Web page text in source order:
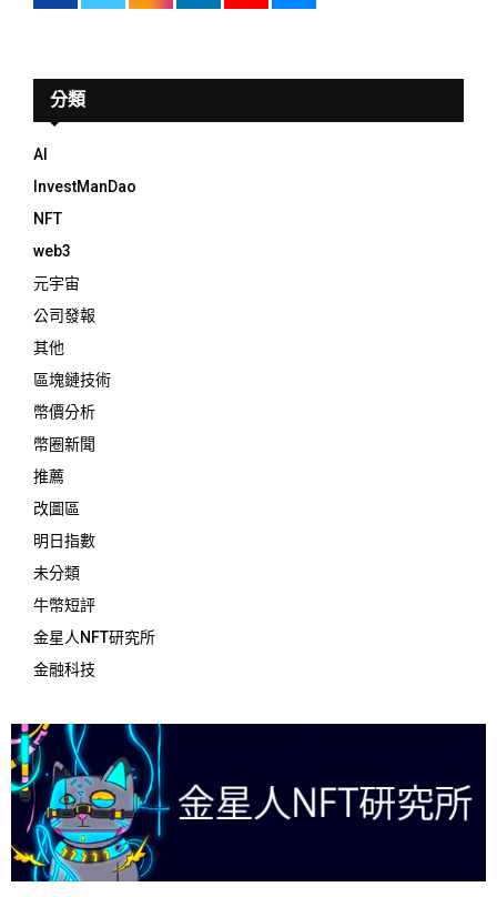
分類
AI
InvestManDao
NFT
web3
元宇宙
公司發報
其他
區塊鏈技術
幣價分析
幣圈新聞
推薦
改圖區
明日指數
未分類
牛幣短評
金星人NFT研究所
金融科技